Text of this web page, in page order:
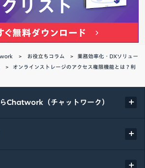
お役立ちコラム
業務効率化・DXソリュー
オンラインストレージのアクセス権限機能とは？利
Chatwork（チャットワーク）